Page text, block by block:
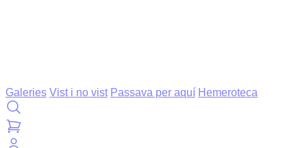
Galeries Vist i no vist Passava per aquí Hemeroteca